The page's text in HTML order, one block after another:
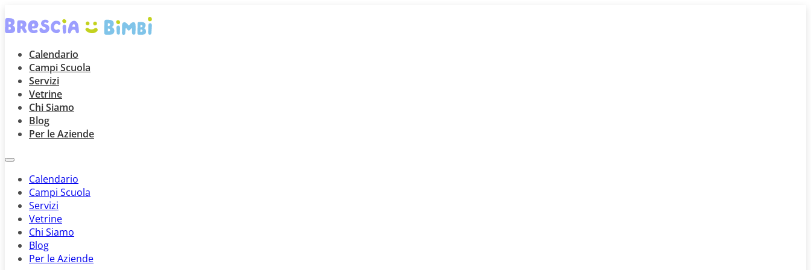
Calendario
Campi Scuola
Servizi
Vetrine
Chi Siamo
Blog
Per le Aziende
Calendario
Campi Scuola
Servizi
Vetrine
Chi Siamo
Blog
Per le Aziende